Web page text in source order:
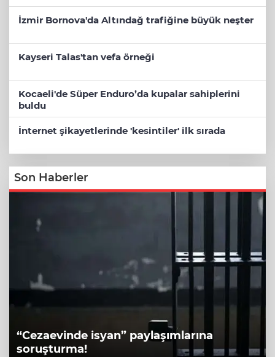
İzmir Bornova'da Altındağ trafiğine büyük neşter
Kayseri Talas'tan vefa örneği
Kocaeli'de Süper Enduro’da kupalar sahiplerini
buldu
İnternet şikayetlerinde 'kesintiler' ilk sırada
Son Haberler
“Cezaevinde isyan” paylaşımlarına
soruşturma!